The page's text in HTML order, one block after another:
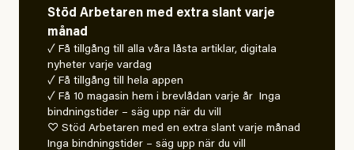
Stöd Arbetaren med extra slant varje
månad
✓ Få tillgång till alla våra låsta artiklar, digitala
nyheter varje vardag
✓ Få tillgång till hela appen
✓ Få 10 magasin hem i brevlådan varje år Inga
bindningstider – säg upp när du vill
♡ Stöd Arbetaren med en extra slant varje månad
Inga bindningstider – säg upp när du vill